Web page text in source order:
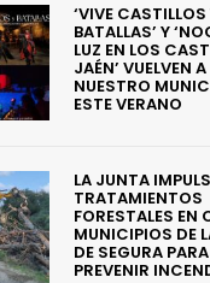
‘VIVE CASTILLOS
BATALLAS’ Y
LUZ EN LOS
JAÉN’ VUELVEN A
NUESTRO
ESTE VERANO
LA JUNTA
TRATAMIENTOS
FORESTALES EN
MUNICIPIOS DE
DE SEGURA PARA
PREVENIR